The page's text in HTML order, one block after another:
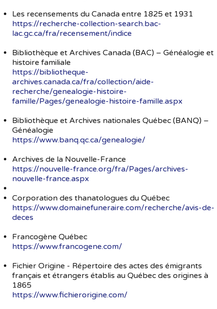
Les recensements du Canada entre 1825 et 1931
https://recherche-collection-search.bac-
lac.gc.ca/fra/recensement/indice
Bibliothèque et Archives Canada (BAC) – Généalogie et
histoire familiale
https://bibliotheque-
archives.canada.ca/fra/collection/aide-
recherche/genealogie-histoire-
famille/Pages/genealogie-histoire-famille.aspx
Bibliothèque et Archives nationales Québec (BANQ) –
Généalogie
https://www.banq.qc.ca/genealogie/
Archives de la Nouvelle-France
https://nouvelle-france.org/fra/Pages/archives-
nouvelle-france.aspx
Corporation des thanatologues du Québec
https://www.domainefuneraire.com/recherche/avis-de-
deces
Francogène Québec
https://www.francogene.com/
Fichier Origine - Répertoire des actes des émigrants
français et étrangers établis au Québec des origines à
1865
https://www.fichierorigine.com/